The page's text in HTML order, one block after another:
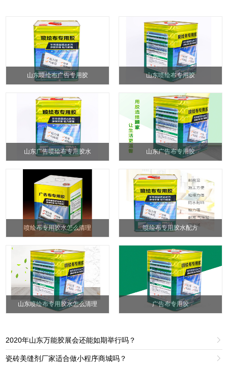
山东喷绘布广告专用胶 山东喷绘布专用胶
山东广告喷绘布专用胶水 山东广告布专用胶
喷绘布专用胶水怎么清理 喷绘布专用胶水配方
山东喷绘布专用胶水怎么清理 广告布专用胶
2020年山东万能胶展会还能如期举行吗？ 
瓷砖美缝剂厂家适合做小程序商城吗？ 